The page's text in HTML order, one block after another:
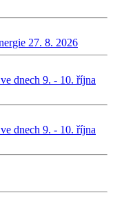
27. 8. 2026
dnech 9. - 10. října
dnech 9. - 10. října